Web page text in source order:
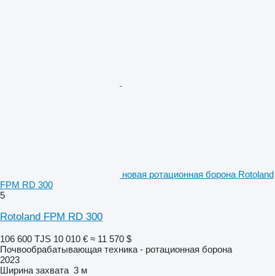
новая ротационная борона Rotoland
FPM RD 300
5
Rotoland FPM RD 300
106 600 TJS 10 010 € ≈ 11 570 $
Почвообрабатывающая техника - ротационная борона
2023
Ширина захвата 3 м